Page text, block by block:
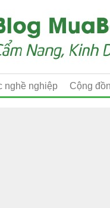
nghề nghiệp Cộng